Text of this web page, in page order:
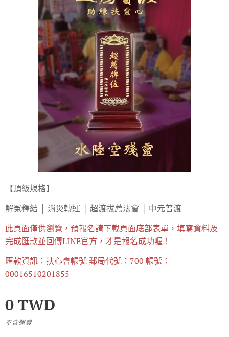
【頂級規格】
解冤釋結 │ 消災轉運 │ 超渡拔薦法會 │ 中元普渡
此頁面僅供瀏覽，預報名請下載頁面底部表單，填寫資料及
完成匯款並回傳LINE官方，才是報名成功喔！
匯款資訊：扶心會帳號 郵局代號：700 帳號：
00016510201855
0 TWD
不含運費